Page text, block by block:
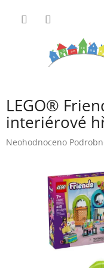
LEGO®
interiérové
Průměrné
Neohodnoceno